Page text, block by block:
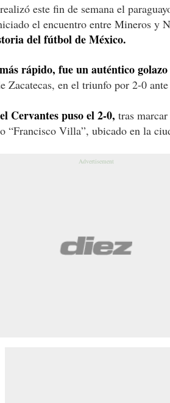
este fin de semana el
el encuentro entre Mineros y
del fútbol de México.
rápido, fue un auténtico golazo
Zacatecas, en el triunfo por 2-0
Cervantes puso el 2-0, tras
“Francisco Villa”, ubicado en la